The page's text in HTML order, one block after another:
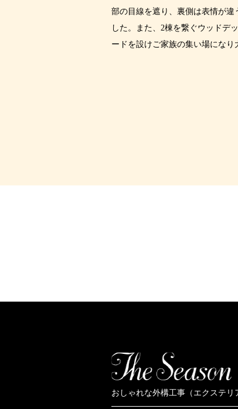
部の目線を遮り、裏側は表情が違
した。また、2棟を繋ぐウッドデ
ードを設けご家族の集い場になり
おしゃれな外構工事（エクステ